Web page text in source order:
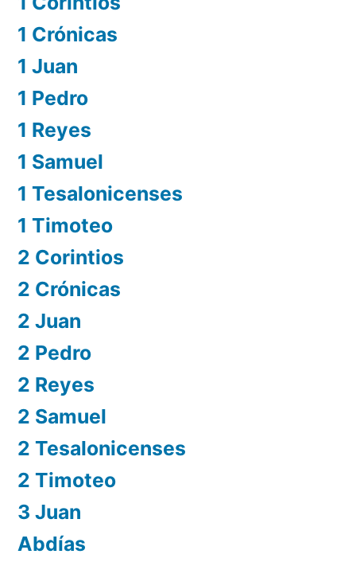
1 Crónicas
1 Juan
1 Pedro
1 Reyes
1 Samuel
1 Tesalonicenses
1 Timoteo
2 Corintios
2 Crónicas
2 Juan
2 Pedro
2 Reyes
2 Samuel
2 Tesalonicenses
2 Timoteo
3 Juan
Abdías